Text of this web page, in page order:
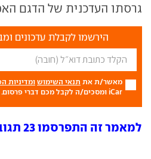
גרסתו העדכנית של הדגם
הירשמו לקבלת עדכונים
מאשר/ת את תנאי השימוש ומדיניות
iCar ומסכים/ה לקבל מכם דברי פרסום.
למאמר זה התפרסמו 23 תגובות